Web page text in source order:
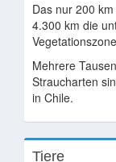
Das nur 200
4.300 km die
Mehrere
Straucharten
in Chile.
Tiere